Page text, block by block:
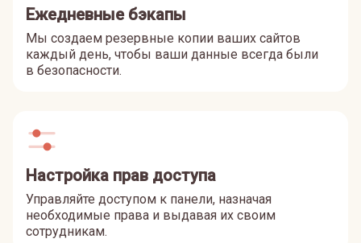
Ежедневные бэкапы
Мы создаем резервные копии ваших сайтов
каждый день, чтобы ваши данные всегда были
в безопасности.
Настройка прав доступа
Управляйте доступом к панели, назначая
необходимые права и выдавая их своим
сотрудникам.